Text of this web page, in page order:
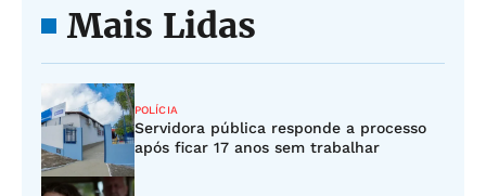
Mais Lidas
POLÍCIA
Servidora pública responde a processo
após ficar 17 anos sem trabalhar